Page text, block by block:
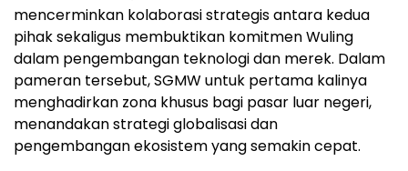
mencerminkan kolaborasi strategis antara kedua
pihak sekaligus membuktikan komitmen Wuling
dalam pengembangan teknologi dan merek. Dalam
pameran tersebut, SGMW untuk pertama kalinya
menghadirkan zona khusus bagi pasar luar negeri,
menandakan strategi globalisasi dan
pengembangan ekosistem yang semakin cepat.